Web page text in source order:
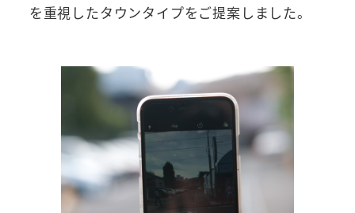
を重視したタウンタイプをご提案しました。